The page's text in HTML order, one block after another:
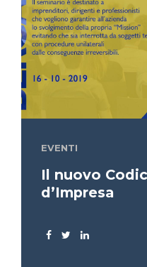
EVENTI
Il nuovo
d’Impresa